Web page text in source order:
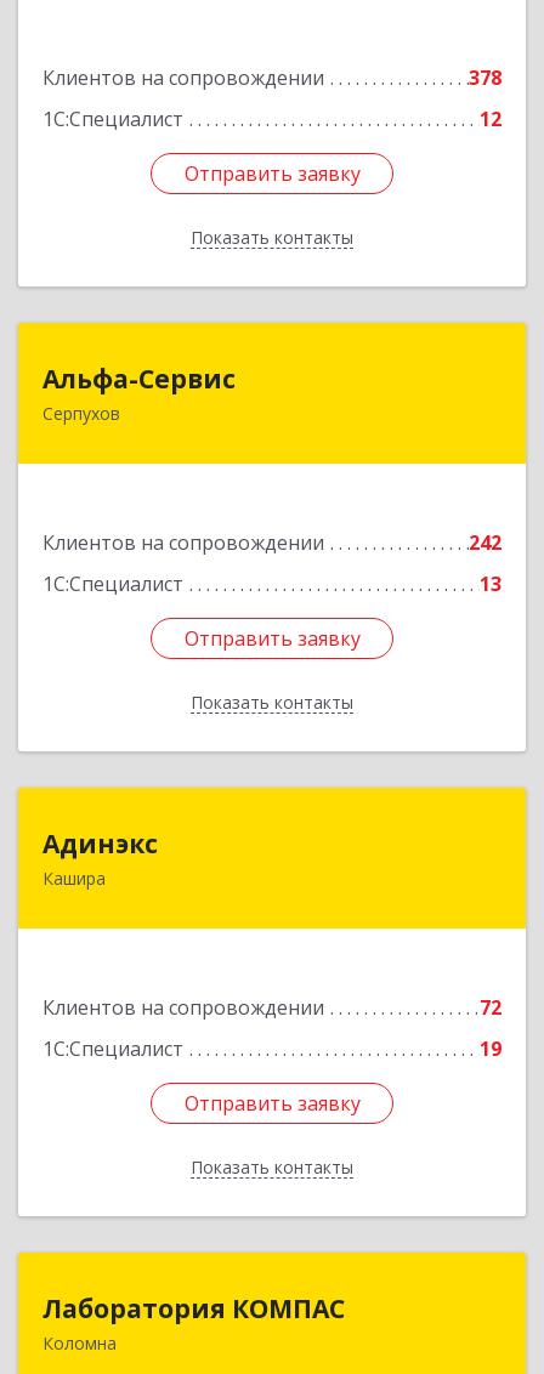
Клиентов на сопровождении
378
1С:Специалист
12
Отправить заявку
Показать контакты
Отправить заявку
Назад
Альфа-Сервис
Серпухов
Клиентов на сопровождении
242
1С:Специалист
13
Отправить заявку
Показать контакты
Отправить заявку
Назад
Адинэкс
Кашира
Клиентов на сопровождении
72
1С:Специалист
19
Отправить заявку
Показать контакты
142900, Московская обл, г.о. Кашира, Кашира г,
Отправить заявку
Назад
Лаборатория КОМПАС
Коломна
140415, Московская обл, Коломна г, Л.Толстого